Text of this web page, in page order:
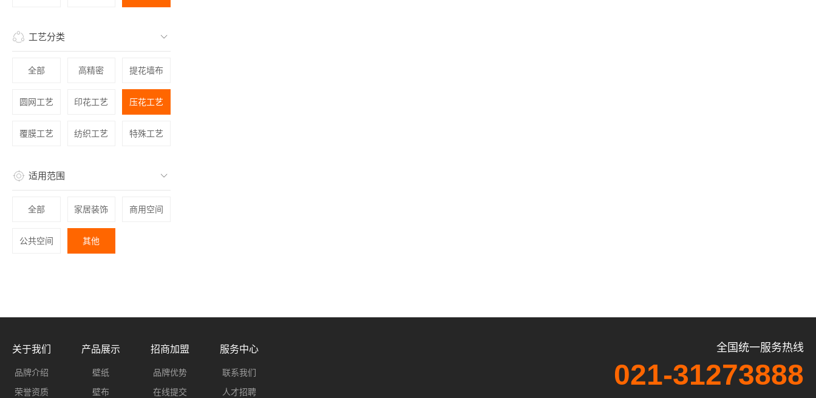
工艺分类
全部 高精密 提花墙布
圆网工艺 印花工艺 压花工艺
覆膜工艺 纺织工艺 特殊工艺
适用范围
全部 家居装饰 商用空间
公共空间 其他
关于我们
品牌介绍
荣誉资质
产品展示
壁纸
壁布
招商加盟
品牌优势
在线提交
服务中心
联系我们
人才招聘
全国统一服务热线
021-31273888